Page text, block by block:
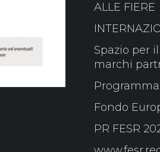
ALLE FIERE
Spazio per
marchi
Fondo
PR FESR